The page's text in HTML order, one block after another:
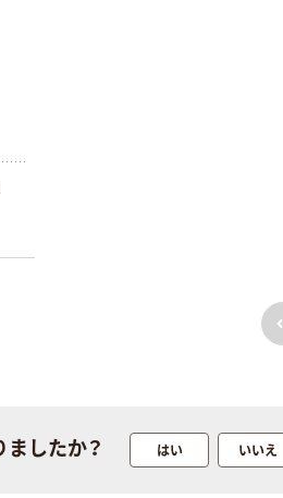
前へ
したか？ はい いいえ
￥374~ （税込）